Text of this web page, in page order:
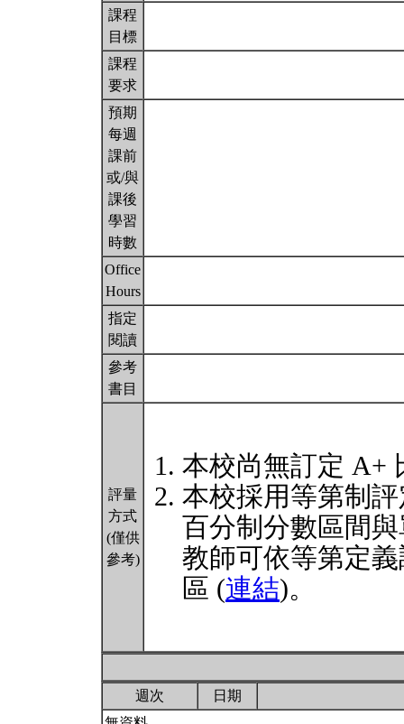
課程
目標
課程
要求
預期
每週
課前
或/與
課後
學習
時數
Office
Hours
指定
閱讀
參考
書目
評量
方式
(僅供
參考)
本校尚無訂定 A+
本校採用等第制
百分制分數區間
教師可依等第定
區 (連結)。
週次
日期